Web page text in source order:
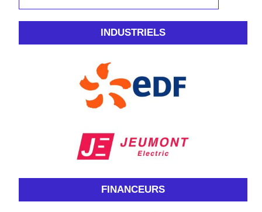
INDUSTRIELS
FINANCEURS